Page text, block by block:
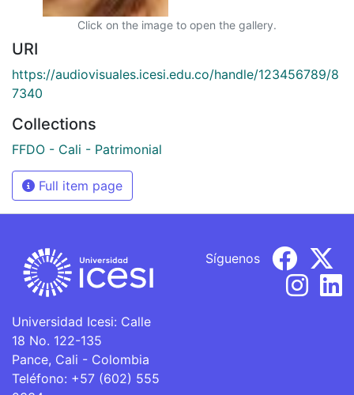
Click on the image to open the gallery.
URI
https://audiovisuales.icesi.edu.co/handle/123456789/8
7340
Collections
FFDO - Cali - Patrimonial
Full item page
Universidad Icesi: Calle
18 No. 122-135
Pance, Cali - Colombia
Teléfono: +57 (602) 555
Síguenos